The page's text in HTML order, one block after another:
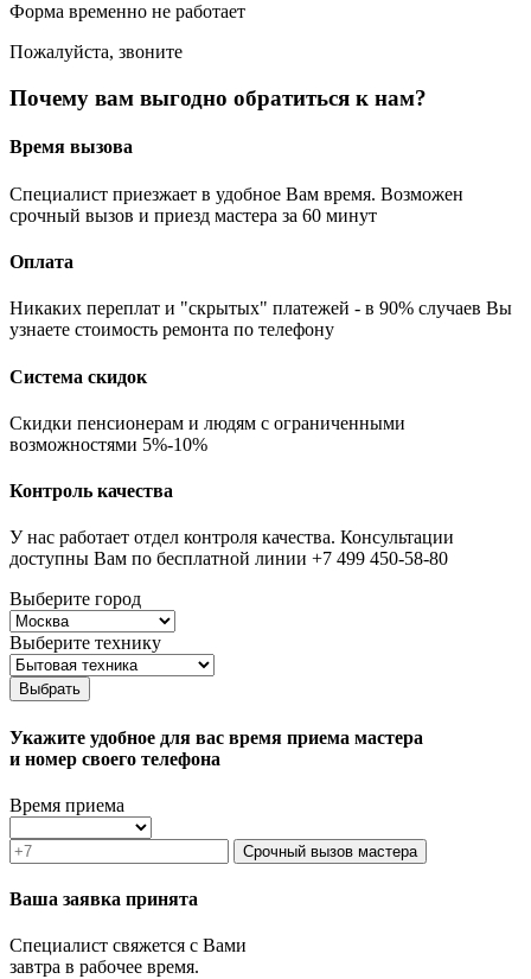
Форма временно не работает
Пожалуйста, звоните
Почему вам выгодно обратиться к нам?
Время вызова
Специалист приезжает в удобное Вам время. Возможен
срочный вызов и приезд мастера за 60 минут
Оплата
Никаких переплат и "скрытых" платежей - в 90% случаев Вы
узнаете стоимость ремонта по телефону
Система скидок
Скидки пенсионерам и людям с ограниченными
возможностями 5%-10%
Контроль качества
У нас работает отдел контроля качества. Консультации
доступны Вам по бесплатной линии +7 499 450-58-80
Выберите город
Выберите технику
Выбрать
Укажите удобное для вас время приема мастера
и номер своего телефона
Время приема
Срочный вызов мастера
Ваша заявка принята
Специалист свяжется с Вами
завтра в рабочее время.